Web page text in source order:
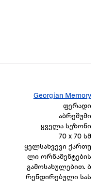
Georgian Memory
ფერადი
აბრეშუმი
ყველა სეზონი
70 x 70 სმ
ყელსახვევი ქართუ
ლი ორნამენტების
გამოსახულებით. ბ
რენდირებული სას